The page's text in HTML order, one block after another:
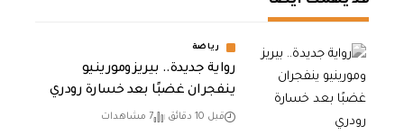
رياضة
رواية جديدة.. بيريز ومورينيو
ينفجران غضبًا بعد خسارة رودري
قبل 10 دقائق 7 مشاهدات